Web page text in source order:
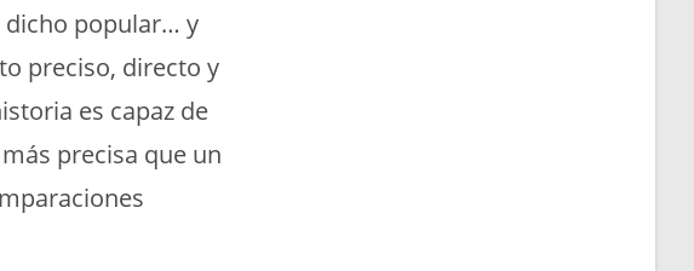
dicho popular… y
preciso, directo y
es capaz de
precisa que un